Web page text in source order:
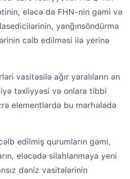
eləcə də FHN-nin gəmi və
yanğınsöndürmə
cəlb edilməsi ilə yerinə
vasitəsilə ağır yaralıların ən
təxliyyəsi və onlara tibbi
elementlərdə bu mərhələdə
edilmiş qurumların gəmi,
eləcədə silahlanmaya yeni
dəniz vasitələrinin